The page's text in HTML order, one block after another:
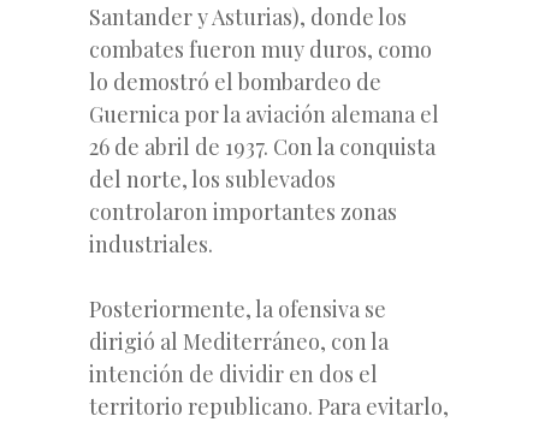
Santander y Asturias), donde los
combates fueron muy duros, como
lo demostró el bombardeo de
Guernica por la aviación alemana el
26 de abril de 1937. Con la conquista
del norte, los sublevados
controlaron importantes zonas
industriales.
Posteriormente, la ofensiva se
dirigió al Mediterráneo, con la
intención de dividir en dos el
territorio republicano. Para evitarlo,